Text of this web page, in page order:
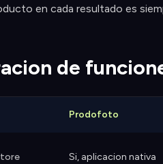
en cada resultado es
de
Prodofoto
Si, aplicacion nativa